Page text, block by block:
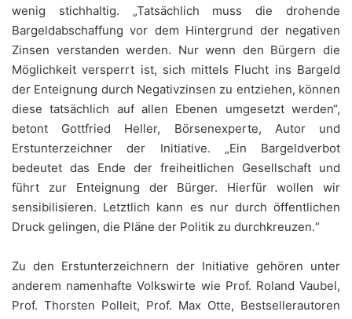
wenig stichhaltig. „Tatsächlich muss die drohende
Bargeldabschaffung vor dem Hintergrund der negativen
Zinsen verstanden werden. Nur wenn den Bürgern die
Möglichkeit versperrt ist, sich mittels Flucht ins Bargeld
der Enteignung durch Negativzinsen zu entziehen, können
diese tatsächlich auf allen Ebenen umgesetzt werden“,
betont Gottfried Heller, Börsenexperte, Autor und
Erstunterzeichner der Initiative. „Ein Bargeldverbot
bedeutet das Ende der freiheitlichen Gesellschaft und
führt zur Enteignung der Bürger. Hierfür wollen wir
sensibilisieren. Letztlich kann es nur durch öffentlichen
Druck gelingen, die Pläne der Politik zu durchkreuzen.“
Zu den Erstunterzeichnern der Initiative gehören unter
anderem namenhafte Volkswirte wie Prof. Roland Vaubel,
Prof. Thorsten Polleit, Prof. Max Otte, Bestsellerautoren